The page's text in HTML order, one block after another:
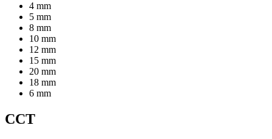
4 mm
5 mm
8 mm
10 mm
12 mm
15 mm
20 mm
18 mm
6 mm
CCT